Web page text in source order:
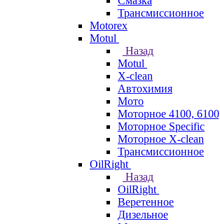
Трансмиссионное
Motorex
Motul
Назад
Motul
X-clean
Автохимия
Мото
Моторное 4100,
Моторное Specific
Моторное X-clean
Трансмиссионное
OilRight
Назад
OilRight
Веретенное
Дизельное